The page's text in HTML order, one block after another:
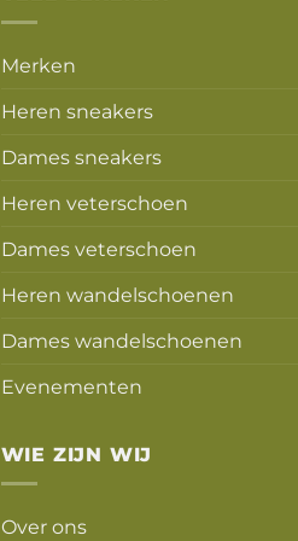
Merken
Heren sneakers
Dames sneakers
Heren veterschoen
Dames veterschoen
Heren wandelschoenen
Dames wandelschoenen
Evenementen
WIE ZIJN WIJ
Over ons